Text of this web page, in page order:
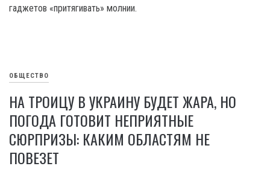
гаджетов «притягивать» молнии.
ОБЩЕСТВО
НА ТРОИЦУ В УКРАИНУ БУДЕТ ЖАРА, НО
ПОГОДА ГОТОВИТ НЕПРИЯТНЫЕ
СЮРПРИЗЫ: КАКИМ ОБЛАСТЯМ НЕ
ПОВЕЗЕТ